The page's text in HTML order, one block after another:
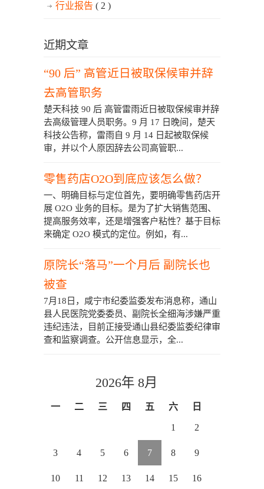
行业报告 ( 2 )
近期文章
“90 后” 高管近日被取保候审并辞
去高管职务
楚天科技 90 后 高管雷雨近日被取保候审并辞
去高级管理人员职务。9 月 17 日晚间，楚天
科技公告称，雷雨自 9 月 14 日起被取保候
审，并以个人原因辞去公司高管职...
零售药店O2O到底应该怎么做？
一、明确目标与定位首先，要明确零售药店开
展 O2O 业务的目标。是为了扩大销售范围、
提高服务效率，还是增强客户粘性？基于目标
来确定 O2O 模式的定位。例如，有...
原院长“落马”一个月后 副院长也
被查
7月18日，咸宁市纪委监委发布消息称，通山
县人民医院党委委员、副院长全细海涉嫌严重
违纪违法，目前正接受通山县纪委监委纪律审
查和监察调查。公开信息显示，全...
2026年 8月
一 二 三 四 五 六 日
1 2
3 4 5 6 7 8 9
10 11 12 13 14 15 16